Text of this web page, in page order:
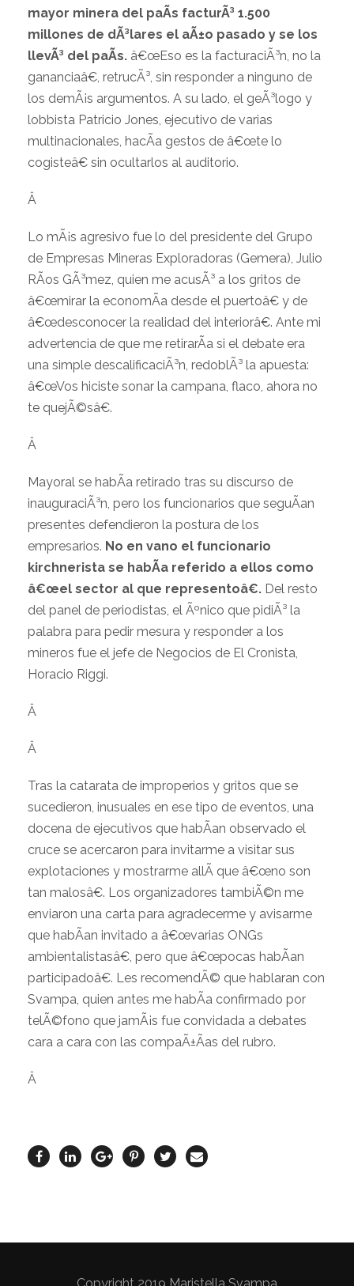
mayor minera del paÃ­s facturÃ³ 1.500
millones de dÃ³lares el aÃ±o pasado y se los
llevÃ³ del paÃ­s. â€œEso es la facturaciÃ³n, no la
gananciaâ€, retrucÃ³, sin responder a ninguno de
los demÃ¡s argumentos. A su lado, el geÃ³logo y
lobbista Patricio Jones, ejecutivo de varias
multinacionales, hacÃ­a gestos de â€œte lo
cogisteâ€ sin ocultarlos al auditorio.
Â
Lo mÃ¡s agresivo fue lo del presidente del Grupo
de Empresas Mineras Exploradoras (Gemera), Julio
RÃ­os GÃ³mez, quien me acusÃ³ a los gritos de
â€œmirar la economÃ­a desde el puertoâ€ y de
â€œdesconocer la realidad del interiorâ€. Ante mi
advertencia de que me retirarÃ­a si el debate era
una simple descalificaciÃ³n, redoblÃ³ la apuesta:
â€œVos hiciste sonar la campana, flaco, ahora no
te quejÃ©sâ€.
Â
Mayoral se habÃ­a retirado tras su discurso de
inauguraciÃ³n, pero los funcionarios que seguÃ­an
presentes defendieron la postura de los
empresarios. No en vano el funcionario
kirchnerista se habÃ­a referido a ellos como
â€œel sector al que representoâ€. Del resto
del panel de periodistas, el Ãºnico que pidiÃ³ la
palabra para pedir mesura y responder a los
mineros fue el jefe de Negocios de El Cronista,
Horacio Riggi.
Â
Â
Tras la catarata de improperios y gritos que se
sucedieron, inusuales en ese tipo de eventos, una
docena de ejecutivos que habÃ­an observado el
cruce se acercaron para invitarme a visitar sus
explotaciones y mostrarme allÃ­ que â€œno son
tan malosâ€. Los organizadores tambiÃ©n me
enviaron una carta para agradecerme y avisarme
que habÃ­an invitado a â€œvarias ONGs
ambientalistasâ€, pero que â€œpocas habÃ­an
participadoâ€. Les recomendÃ© que hablaran con
Svampa, quien antes me habÃ­a confirmado por
telÃ©fono que jamÃ¡s fue convidada a debates
cara a cara con las compaÃ±Ã­as del rubro.
Â